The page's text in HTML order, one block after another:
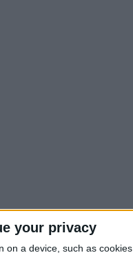
your privacy
on a device, such as